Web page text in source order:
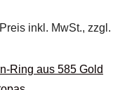
Preis inkl. MwSt., zzgl.